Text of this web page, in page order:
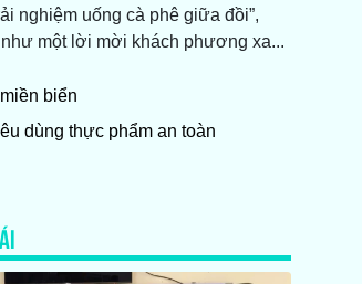
nghiệm uống cà phê giữa đồi”,
một lời mời khách phương xa...
biển
dùng thực phẩm an toàn